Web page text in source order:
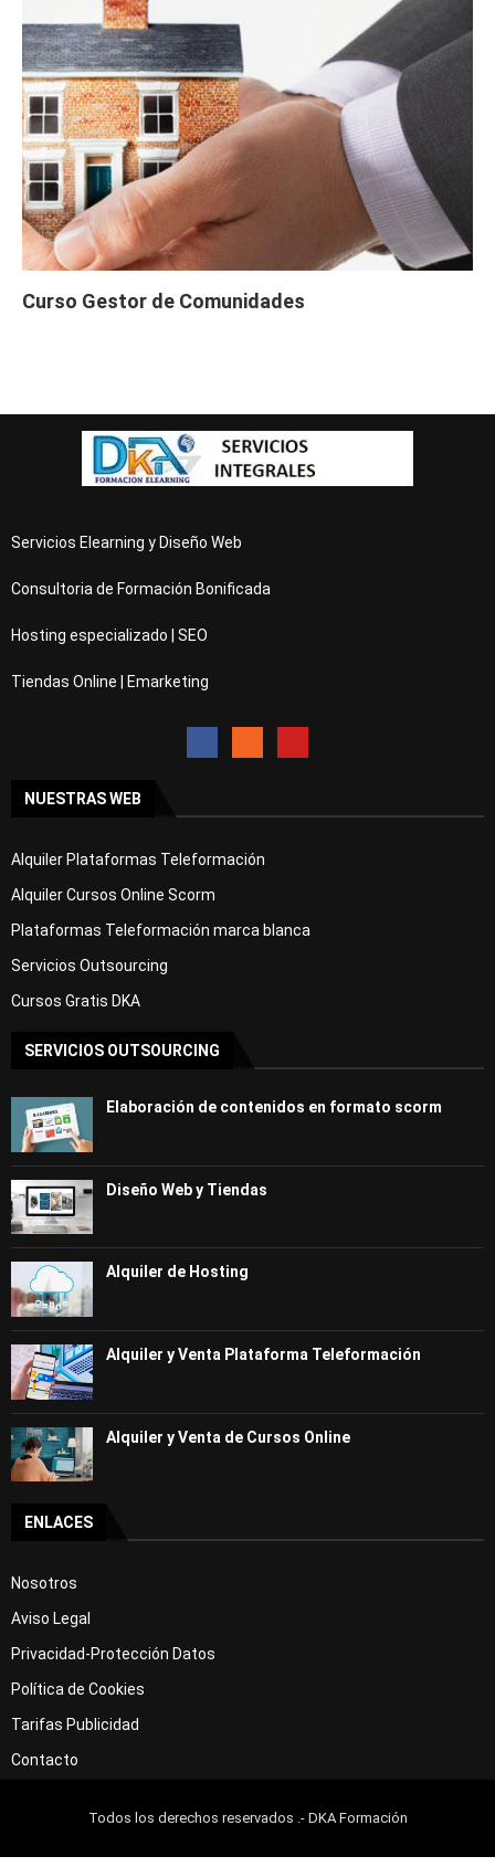
Curso Gestor de Comunidades
Servicios Elearning y Diseño Web
Consultoria de Formación Bonificada
Hosting especializado | SEO
Tiendas Online | Emarketing
NUESTRAS WEB
Alquiler Plataformas Teleformación
Alquiler Cursos Online Scorm
Plataformas Teleformación marca blanca
Servicios Outsourcing
Cursos Gratis DKA
SERVICIOS OUTSOURCING
Elaboración de contenidos en formato scorm
Diseño Web y Tiendas
Alquiler de Hosting
Alquiler y Venta Plataforma Teleformación
Alquiler y Venta de Cursos Online
ENLACES
Nosotros
Aviso Legal
Privacidad-Protección Datos
Política de Cookies
Tarifas Publicidad
Contacto
Todos los derechos reservados .- DKA Formación